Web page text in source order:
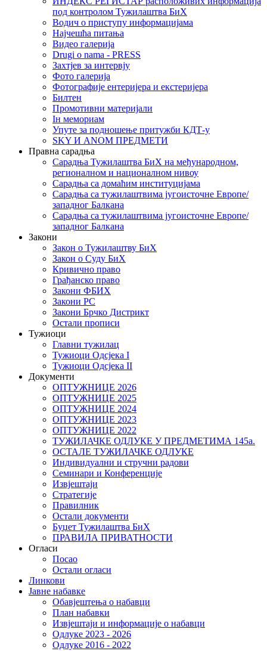
под контролом Тужилаштва БиХ
Водич о приступу информацијама
Најчешћа питања
Видео галерија
Drugi o nama - PRESS
Захтјев за интервју
Фото галерија
Фотографије ентеријера и екстеријера
Билтен
Промотивни материјали
Iн мемориам
Упуте за подношење притужби КДТ-у
SKY И ANOM ПРЕДМЕТИ
Правна сарадња
Сарадња Тужилаштва БиХ на међународном,
регионалном и националном нивоу
Сарадња са домаћим институцијама
Сарадња са тужилаштвима југоисточне Европе/
западног Балкана
Сарадња са тужилаштвима југоисточне Европе/
западног Балкана
Закони
Закон о Тужилаштву БиХ
Закон о Суду БиХ
Кривично право
Грађанско право
Закони ФБИХ
Закони РС
Закони Брчко Дистрикт
Остали прописи
Тужиоци
Главни тужилац
Тужиоци Oдсјекa I
Тужиоци Oдсјекa II
Документи
ОПТУЖНИЦЕ 2026
ОПТУЖНИЦЕ 2025
ОПТУЖНИЦЕ 2024
ОПТУЖНИЦЕ 2023
ОПТУЖНИЦЕ 2022
ТУЖИЛАЧКЕ ОДЛУКЕ У ПРЕДМЕТИМА 145а.
ОСТАЛЕ ТУЖИЛАЧКЕ ОДЛУКЕ
Индивидуални и стручни радови
Семинари и Конференције
Извјештаји
Стратегије
Правилник
Остали документи
Буџет Тужилаштва БиХ
ПРАВИЛА ПРИВАТНОСТИ
Огласи
Посао
Остали огласи
Линкови
Јавне набавке
Обавјештења о набавци
План набавки
Извјештаји и информације о набавци
Одлуке 2023 - 2026
Одлуке 2016 - 2022